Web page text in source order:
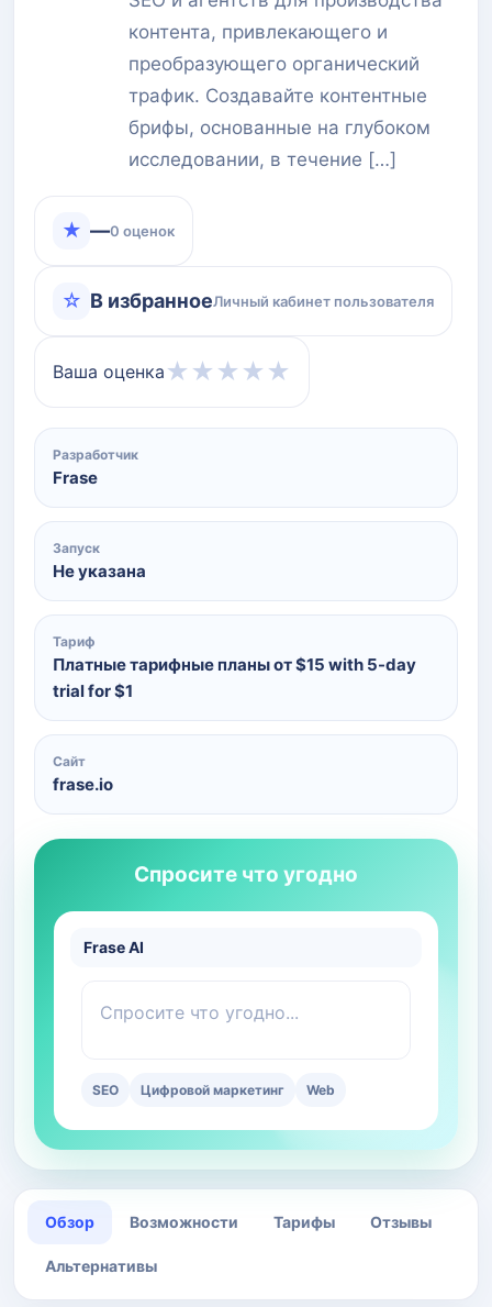
контента, привлекающего и
преобразующего органический
трафик. Создавайте контентные
брифы, основанные на глубоком
исследовании, в течение […]
★ —0 оценок
☆ В избранноеЛичный кабинет пользователя
Ваша оценка ★ ★ ★ ★ ★
Разработчик
Frase
Запуск
Не указана
Тариф
Платные тарифные планы от $15 with 5-day
trial for $1
Сайт
frase.io
Спросите что угодно
Frase AI
Спросите что угодно...
SEO Цифровой маркетинг Web
Обзор Возможности Тарифы Отзывы
Альтернативы